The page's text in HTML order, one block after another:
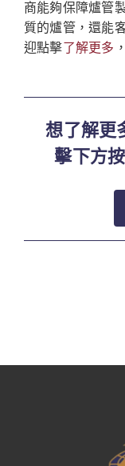
商能夠保障爐管
質的爐管，還能
迎點擊了解更多
想了解更
擊下方